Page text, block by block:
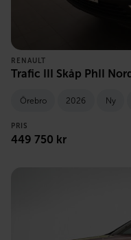
RENAULT
Trafic III Skåp PhII
Örebro 2026 Ny
PRIS
449 750 kr